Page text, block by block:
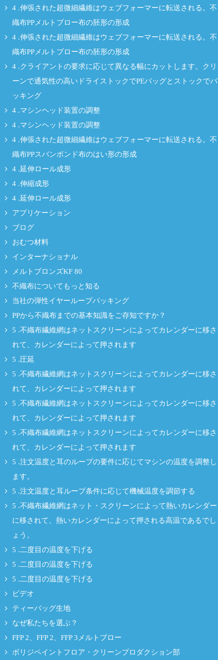
4 .伸張された超微細繊維はウェブフォーマーに転送される。不
織布PPメルトブロー布の胚形の形成
4 .伸張された超微細繊維はウェブフォーマーに転送される。不
織布PPメルトブロー布の胚形の形成
4 .クライアントの要求に応じて異なる幅にカットします。クリ
ーンで通気性の高いドライストックでPEバッグとストックでパ
ッキング
4 .マシンヘッド装置の調整
4 .マシンヘッド装置の調整
4 .伸張された超微細繊維はウェブフォーマーに転送される。不
織布PPスパンボンド布のはい形の形成
4 .延伸ロール成形
4 .伸縮成形
4 .延伸ロール成形
アプリケーション
ブログ
おむつ材料
インターナショナル
メルトブロンズKF 80
不織布についてもっと知る
当社の弾性イヤーループパッキング
PPから不織布までの基本知識をご存知ですか？
5 .不織布繊維網はネットスクリーンによってカレンダーに移さ
れて、カレンダーによって押されます
5 .圧延
5 .不織布繊維網はネットスクリーンによってカレンダーに移さ
れて、カレンダーによって押されます
5 .不織布繊維網はネットスクリーンによってカレンダーに移さ
れて、カレンダーによって押されます
5 .不織布繊維網はネットスクリーンによってカレンダーに移さ
れて、カレンダーによって押されます
5 .注文温度と耳のループの要件に応じてマシンの温度を調整し
ます。
5 .注文温度と耳ループ条件に応じて機械温度を調節する
5 .不織布繊維網はネット・スクリーンによって熱いカレンダー
に移されて、熱いカレンダーによって押される高温であるでし
ょう。
5 .二度目の温度を下げる
5 .二度目の温度を下げる
5 .二度目の温度を下げる
ビデオ
ティーバッグ生地
なぜ私たちを選ぶ？
FFP 2、FFP 2、FFP 3メルトブロー
ボリジペイントフロア・クリーンプロダクション部